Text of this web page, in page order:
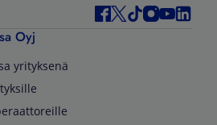
Oyj
yrityksenä